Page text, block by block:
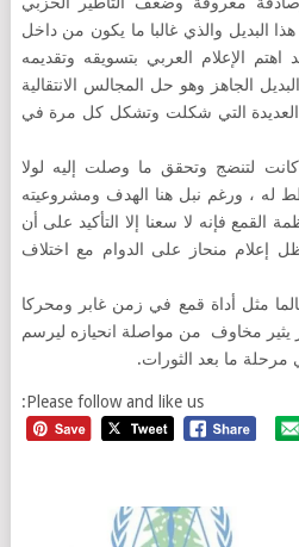
البديل والذي غالبا ما يكون من داخل
الإعلام العربي بتسويقه وتقديمه
الجاهز وهو حل المجالس الانتقالية
العديدة التي شكلت وتشكل كل مرة في
كانت لتنضج وتحقق ما وصلت إليه لولا
له ، ورغم نبل هنا الهدف ومشروعيته
القمع فإنه لا سعنا إلا التأكيد على أن
إعلام منحاز على الدوام مع اختلاف
مثل أداة قمع في زمن غابر ومحركا
يثير مخاوف من مواصلة انحيازه ليرسم
مرحلة ما بعد الثورات.
Please follow and like us: